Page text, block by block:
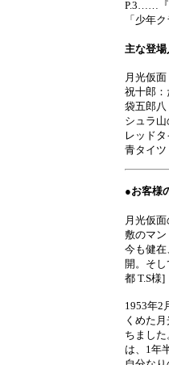
P.3……『
「少年
主な登場
月光仮
祝十郎：
袋五郎八
シュラ
レッド
青タイツ
●お客様
月光仮
敷のマ
今も健
開。そ
都 T.S様]
1953年2
くめた
ちまし
は、1年